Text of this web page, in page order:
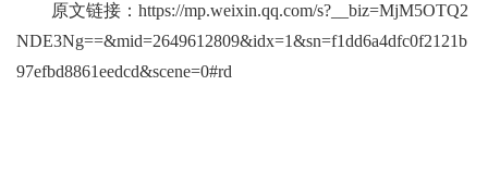
原文链接： https://mp.weixin.qq.com/s?__biz=MjM5OTQ2
NDE3Ng==&mid=2649612809&idx=1&sn=f1dd6a4dfc0f2121b
97efbd8861eedcd&scene=0#rd